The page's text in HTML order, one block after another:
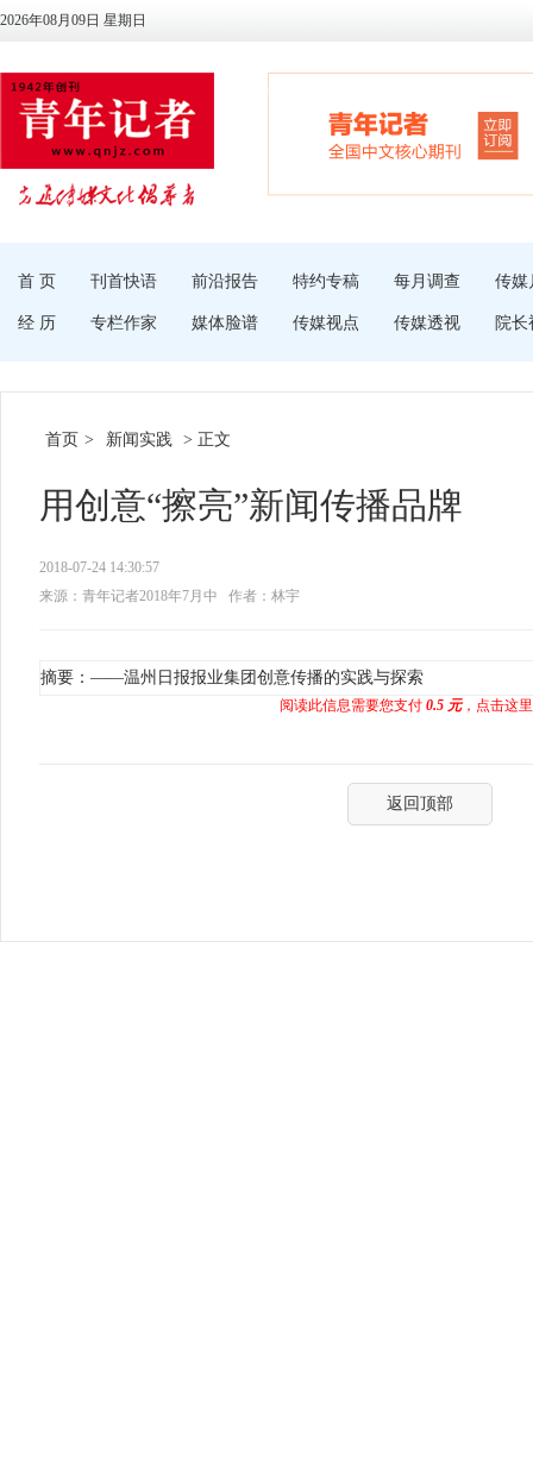
2026年08月09日 星期日
首 页 刊首快语 前沿报告 特约专稿 每月调查 传媒
经 历 专栏作家 媒体脸谱 传媒视点 传媒透视 院长
首页 > 新闻实践 > 正文
用创意“擦亮”新闻传播品牌
2018-07-24 14:30:57
来源：青年记者2018年7月中
作者：林宇
摘要：——温州日报报业集团创意传播的实践与探索
阅读此信息需要您支付 0.5 元，点击这
返回顶部